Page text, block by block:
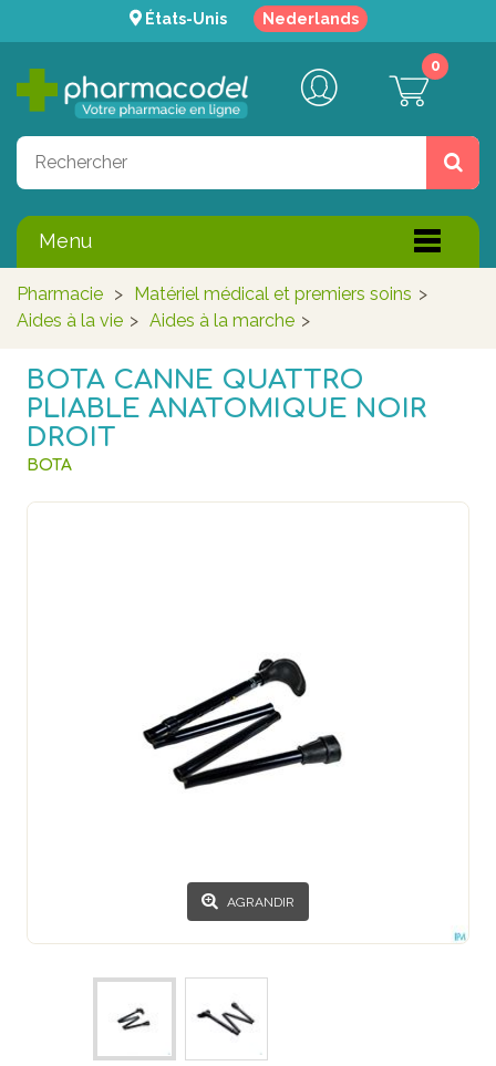
États-Unis Nederlands
0
Menu
Pharmacie > Matériel médical et premiers soins >
Aides à la vie > Aides à la marche >
BOTA CANNE QUATTRO
PLIABLE ANATOMIQUE NOIR
DROIT
BOTA
AGRANDIR